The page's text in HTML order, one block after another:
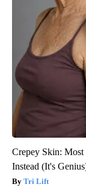
Crepey Skin:
Instead (It's
Tri Lift